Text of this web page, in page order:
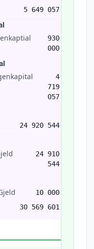
5 649 057
930
000
4
719
057
24 920 544
24 910
544
10 000
30 569 601